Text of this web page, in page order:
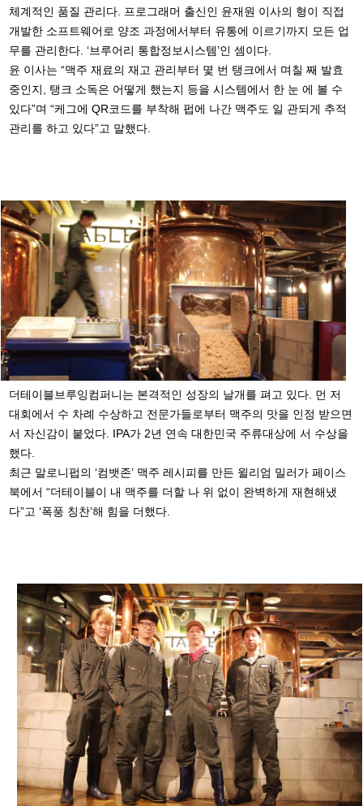
체계적인 품질 관리다. 프로그래머 출신인 윤재원 이사의 형이 직접
개발한 소프트웨어로 양조 과정에서부터 유통에 이르기까지 모든 업
무를 관리한다. ‘브루어리 통합정보시스템’인 셈이다.
윤 이사는 “맥주 재료의 재고 관리부터 몇 번 탱크에서 며칠 째 발효
중인지, 탱크 소독은 어떻게 했는지 등을 시스템에서 한 눈 에 볼 수
있다”며 “케그에 QR코드를 부착해 펍에 나간 맥주도 일 관되게 추적
관리를 하고 있다”고 말했다.
더테이블브루잉컴퍼니는 본격적인 성장의 날개를 펴고 있다. 먼 저
대회에서 수 차례 수상하고 전문가들로부터 맥주의 맛을 인정 받으면
서 자신감이 붙었다. IPA가 2년 연속 대한민국 주류대상에 서 수상을
했다.
최근 말로니펍의 ‘컴뱃존’ 맥주 레시피를 만든 윌리엄 밀러가 페이스
북에서 “더테이블이 내 맥주를 더할 나 위 없이 완벽하게 재현해냈
다”고 ‘폭풍 칭찬’해 힘을 더했다.